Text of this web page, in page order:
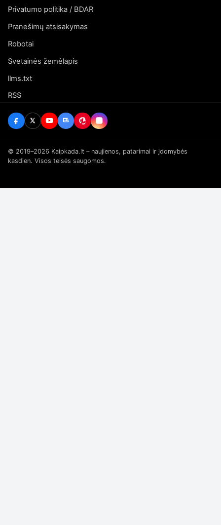
Privatumo politika / BDAR
Pranešimų atsisakymas
Robotai
Svetainės žemėlapis
llms.txt
RSS
© 2019–2026 Kaipkada.lt – naujienos, patarimai ir įdomybės
kasdien. Visos teisės saugomos.